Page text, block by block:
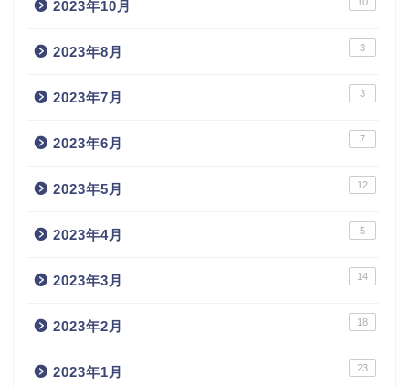
2023年10月
2023年8月 3
2023年7月 3
2023年6月 7
2023年5月 12
2023年4月 5
2023年3月 14
2023年2月 18
2023年1月 23